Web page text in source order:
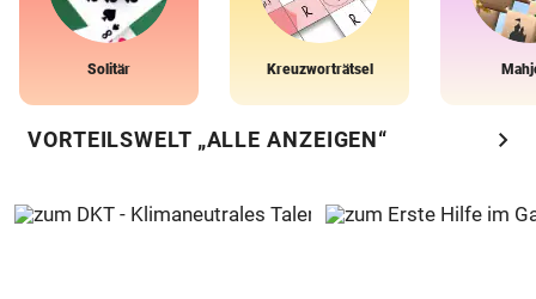
Solitär Kreuzworträtsel
VORTEILSWELT „ALLE ANZEIGEN“ chevron_right